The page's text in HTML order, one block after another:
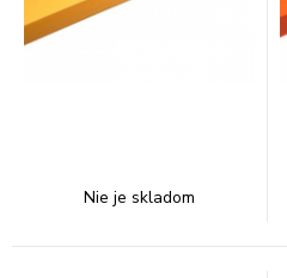
Nie je skladom